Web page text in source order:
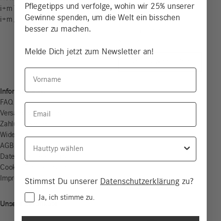
i+m Team
i+m Jobs
Inhaltsstoffe
Store-Finder
Informationen
FAQ
Versand & Lieferung
Zahlungsweisen
Widerruf
AGB
Datenschutzerklärung
Cookie Einstellungen
Impressum
Unsere Zertifikate
Pflegetipps und verfolge, wohin wir 25% unserer
Gewinne spenden, um die Welt ein bisschen
besser zu machen.
Melde Dich jetzt zum Newsletter an!
Vorname
Email
Hauttyp
Stimmst Du unserer Datenschutzerklärung zu?
ConsentJa, ich stimme zu.